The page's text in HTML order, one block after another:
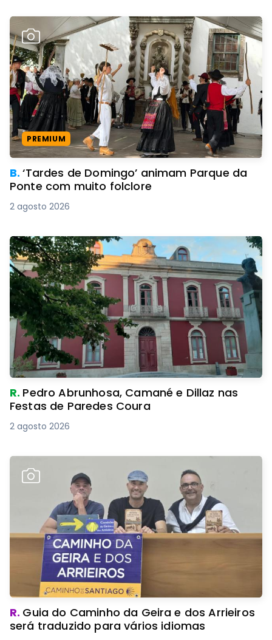
PREMIUM
B.‘Tardes de Domingo’ animam Parque da
Ponte com muito folclore
2 agosto 2026
R. Pedro Abrunhosa, Camané e Dillaz nas
Festas de Paredes Coura
2 agosto 2026
R. Guia do Caminho da Geira e dos Arrieiros
será traduzido para vários idiomas